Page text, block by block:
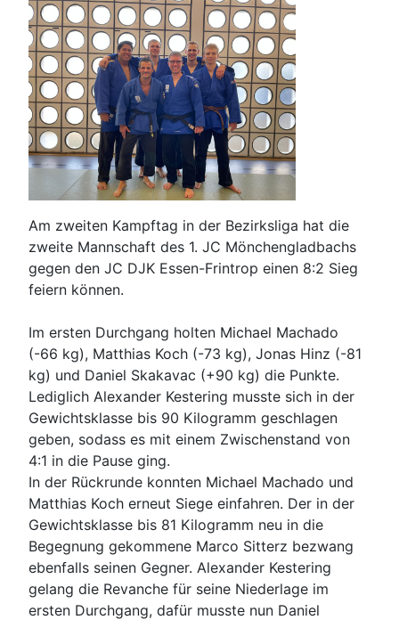
Am zweiten Kampftag in der Bezirksliga hat die
zweite Mannschaft des 1. JC Mönchengladbachs
gegen den JC DJK Essen-Frintrop einen 8:2 Sieg
feiern können.
Im ersten Durchgang holten Michael Machado
(-66 kg), Matthias Koch (-73 kg), Jonas Hinz (-81
kg) und Daniel Skakavac (+90 kg) die Punkte.
Lediglich Alexander Kestering musste sich in der
Gewichtsklasse bis 90 Kilogramm geschlagen
geben, sodass es mit einem Zwischenstand von
4:1 in die Pause ging.
In der Rückrunde konnten Michael Machado und
Matthias Koch erneut Siege einfahren. Der in der
Gewichtsklasse bis 81 Kilogramm neu in die
Begegnung gekommene Marco Sitterz bezwang
ebenfalls seinen Gegner. Alexander Kestering
gelang die Revanche für seine Niederlage im
ersten Durchgang, dafür musste nun Daniel